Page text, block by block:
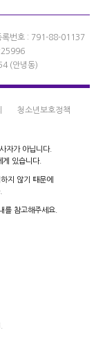
록번호 : 791-88-01137
(안녕동)
청소년보호정책
자가 아닙니다.
게 있습니다.
지 않기 때문에
를 참고해주세요.